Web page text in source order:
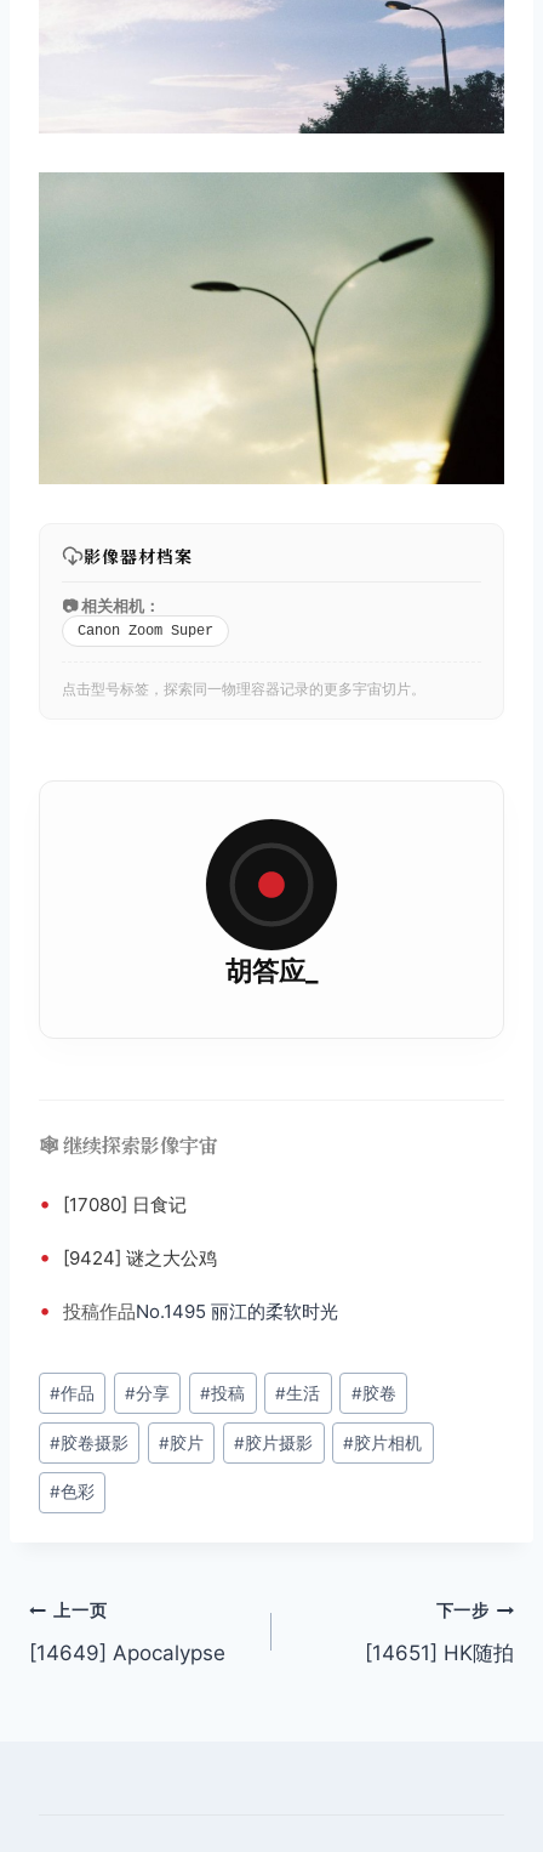
影像器材档案
📷 相关相机：
Canon Zoom Super
点击型号标签，探索同一物理容器记录的更多宇宙切片。
胡答应_
🕸️ 继续探索影像宇宙
• [17080] 日食记
• [9424] 谜之大公鸡
• 投稿作品No.1495 丽江的柔软时光
文
章
标
签：
#作品 #分享 #投稿 #生活 #胶卷
#胶卷摄影 #胶片 #胶片摄影 #胶片相机
#色彩
文
章
上一页
[14649] Apocalypse
下一步
[14651] HK随拍